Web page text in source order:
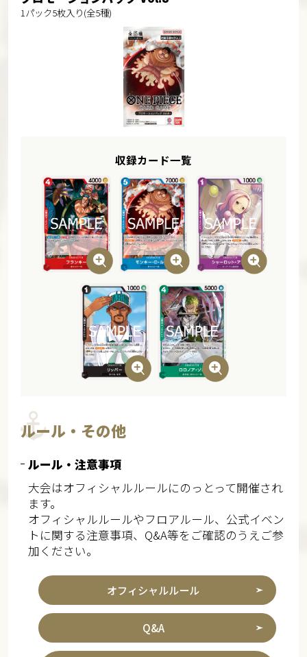
1パック5枚入り(全5種)
収録カード一覧
ルール・その他
ルール・注意事項
大会はオフィシャルルールにのっとって開催され
ます。
オフィシャルルールやフロアルール、公式イベン
トに関する注意事項、Q&A等をご確認のうえご参
加ください。
オフィシャルルール
Q&A